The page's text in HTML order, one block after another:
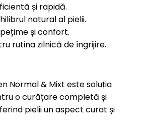
și rapidă.
natural al pielii.
și confort.
rutina zilnică de îngrijire.
Normal & Mixt este soluția
o curățare completă și
pielii un aspect curat și